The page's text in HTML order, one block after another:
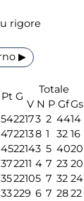
▶
Pt G
Totale
V N P GfGs
5422173 2 4414
4722138 1 32 16
4522143 5 4020
372211 4 7 23 20
3522105 7 32 24
33229 6 7 2822